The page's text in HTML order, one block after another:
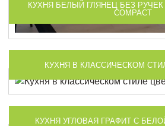
КУХНЯ БЕЛЫЙ ГЛЯНЕЦ БЕЗ
COMPACT
КУХНЯ В КЛАССИЧЕСКОМ
КУХНЯ УГЛОВАЯ ГРАФИТ С